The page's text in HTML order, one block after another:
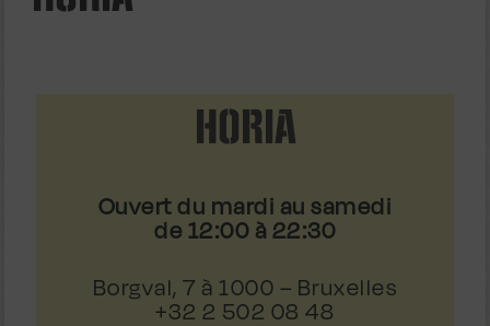
HORIA
Ouvert du mardi au samedi
de 12:00 à 22:30
Borgval, 7 à 1000 – Bruxelles
+32 2 502 08 48